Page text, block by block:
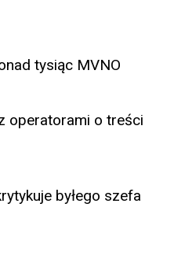
tysiąc MVNO
operatorami o treści
byłego szefa